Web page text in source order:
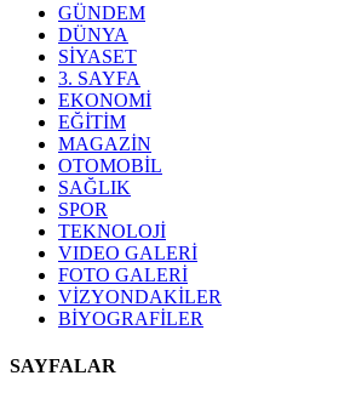
GÜNDEM
DÜNYA
SİYASET
3. SAYFA
EKONOMİ
EĞİTİM
MAGAZİN
OTOMOBİL
SAĞLIK
SPOR
TEKNOLOJİ
VIDEO GALERİ
FOTO GALERİ
VİZYONDAKİLER
BİYOGRAFİLER
SAYFALAR